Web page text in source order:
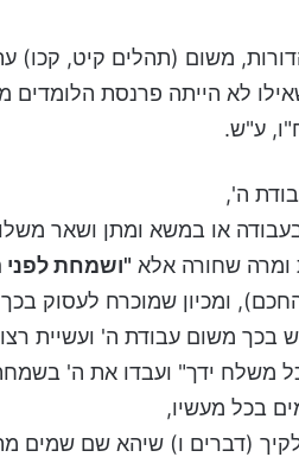
משום (תהלים קיט, קכו)
לא הייתה פרנסת הלומדים
ע"ש.
ה',
או במשא ומתן ושאר
ומרה שחורה אלא "ושמחת לפני
ומכיון שמוכרח לעסוק בכך
משום עבודת ה' ועשיית
משלח ידך" ועבדו את ה'
בכל מעשיו,
(דברים ו) שיהא שם שמים